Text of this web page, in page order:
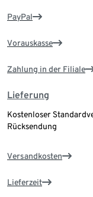
PayPal
Vorauskasse
Zahlung in der Filiale
Lieferung
Kostenloser
Rücksendung
Versandkosten
Lieferzeit